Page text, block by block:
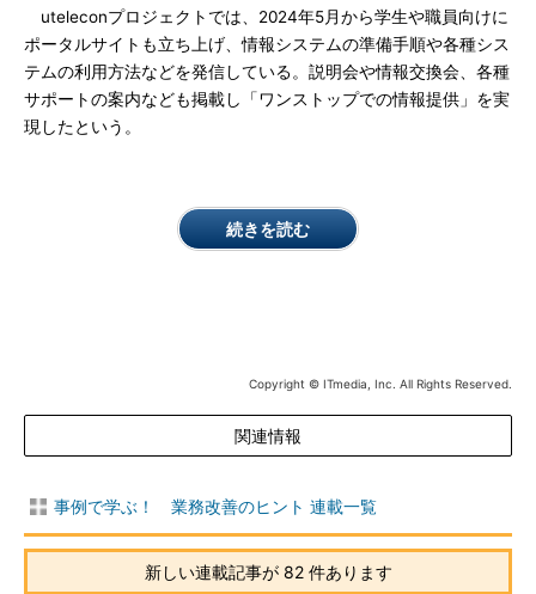
uteleconプロジェクトでは、2024年5月から学生や職員向けに
ポータルサイトも立ち上げ、情報システムの準備手順や各種シス
テムの利用方法などを発信している。説明会や情報交換会、各種
サポートの案内なども掲載し「ワンストップでの情報提供」を実
現したという。
続きを読む
Copyright © ITmedia, Inc. All Rights Reserved.
関連情報
事例で学ぶ！ 業務改善のヒント 連載一覧
新しい連載記事が 82 件あります